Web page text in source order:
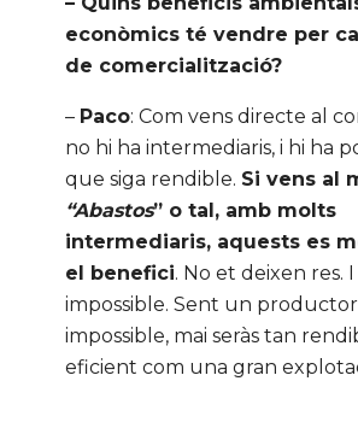
econòmics té vendre per
de comercialització?
– Paco: Com vens directe al
no hi ha intermediaris, i hi ha
que siga rendible. Si vens al
“Abastos” o tal, amb molts
intermediaris, aquests es
el benefici. No et deixen res. I
impossible. Sent un
impossible, mai seràs tan
eficient com una gran